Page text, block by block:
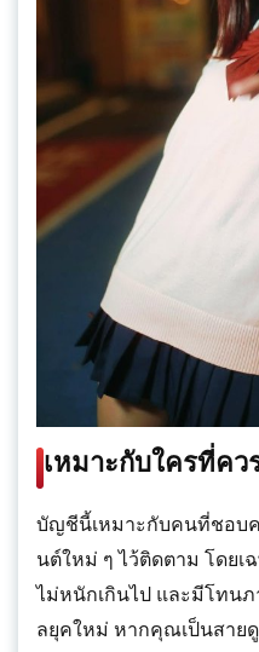
เหมาะกับใครที่คว
บัญชีนี้เหมาะกับคนที่ชอบค
นต์ใหม่ ๆ ไว้ติดตาม โดย
ไม่หนักเกินไป และมีโทน
ลยุคใหม่ หากคุณเป็นสาย